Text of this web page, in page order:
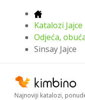
Katalozi Jajce
Odjeća,
Sinsay Jajce
Najnoviji katalozi,